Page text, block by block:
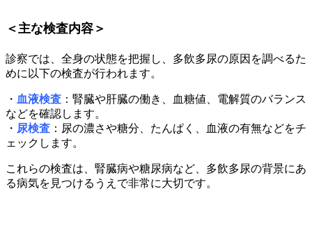
＜主な検査内容＞
診察では、全身の状態を把握し、多飲多尿の原因を調べるた
めに以下の検査が行われます。
・ 血液検査 ：腎臓や肝臓の働き、血糖値、電解質のバランス
などを確認します。
・ 尿検査 ：尿の濃さや糖分、たんぱく、血液の有無などをチ
ェックします。
これらの検査は、腎臓病や糖尿病など、多飲多尿の背景にあ
る病気を見つけるうえで非常に大切です。